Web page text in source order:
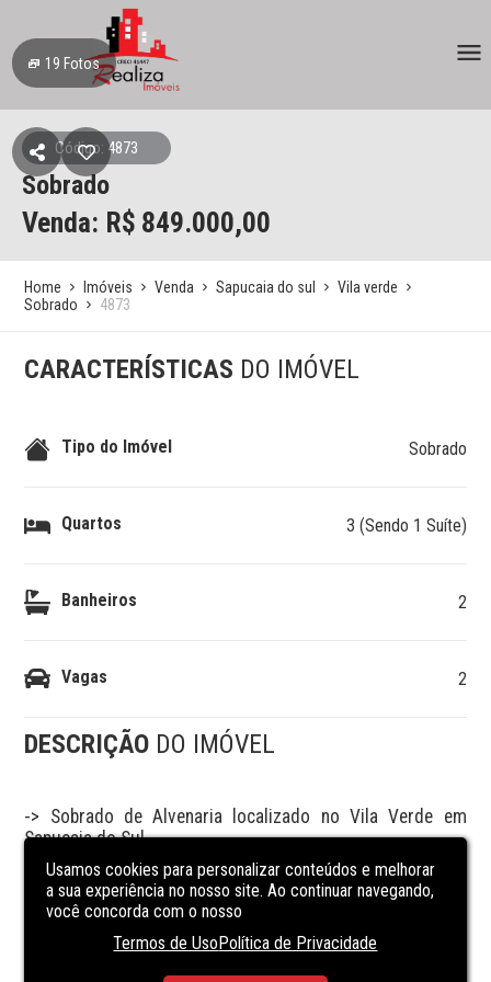
19 Fotos
Código: 4873
Sobrado
Venda: R$ 849.000,00
Home Imóveis Venda Sapucaia do sul
Vila verde
Sobrado
4873
CARACTERÍSTICAS DO IMÓVEL
Tipo do Imóvel Sobrado
Quartos 3 (Sendo 1 Suíte)
Banheiros 2
Vagas 2
DESCRIÇÃO DO IMÓVEL
-> Sobrado de Alvenaria localizado no Vila Verde em
Sapucaia do Sul
-> C/ terreno de 150m² e construção de 160m²
-> C/ sala ampla e cozinha espaçosa, área de serviço e
piso em laminado e porcelanato
Usamos cookies para personalizar conteúdos e melhorar
a sua experiência no nosso site. Ao continuar navegando,
você concorda com o nosso
Termos de UsoPolítica de Privacidade